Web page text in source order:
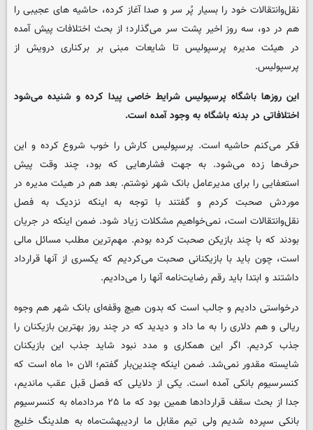
نقل‌وانتقالات خود را بسیار پُر سر و صدا آغاز کرده، حاشیه های عجیبی را
هم در دو، سه روز اخیر پشت سر می‌گذارد؛ از بحث اختلافات پیش آمده
در هیئت مدیره پرسپولیس تا شایعات مبنی بر برکناری درویش از
پرسپولیس.
این روزها باشگاه پرسپولیس شرایط خاصی پیدا کرده و شنیده می‌شود
اختلافاتی در بدنه باشگاه به وجود آمده است.
فکر می‌کنم حاشیه است. پرسپولیس کارش را خوب شروع کرده و این
حرف‌ها زده می‌شود. به جهت فشارهایی که بود، چند وقت پیش
استعفایی را برای مدیرعامل بانک شهر نوشتم. بعد هم در هیئت مدیره در
موردش صحبت کردم و گفتند با توجه به اینکه نزدیک به فصل
نقل‌وانتقالات است، نمی‌خواهیم مشکلات زیاد شود. ضمن اینکه در جریان
بودند که با چند بازیکن صحبت کرده بودم. مهم‌ترین مطلب مسائل مالی
است، چون باید با بازیکنانی صحبت می‌کردیم که یکسری از آنها قرارداد
داشتند و ابتدا باید رقم رضایت‌نامه آنها را می‌دادیم.
درخواستی دادیم و جالب است که بدون هیچ وقفه‌ای بانک شهر هم وجوه
ریالی و هم دلاری را به ما داد و دیدید که در چند روز بهترین بازیکنان را
جذب کردیم. اگر این همکاری و مدد نبود شاید جذب این بازیکنان
شایسته مقدور نمی‌شد. ضمن اینکه چندین‌بار گفتم؛ الان ۱۰ ماه است که
کنسرسیوم بانکی آمده است. یکی از دلایلی که فصل قبل عقب ماندیم،
جدا از بحث سقف قراردادها همین بود که ما ۲۵ مردادماه به کنسرسیوم
بانکی سپرده شدیم ولی تیم مقابل ما اردیبهشت‌ماه به هلدینگ خلیج